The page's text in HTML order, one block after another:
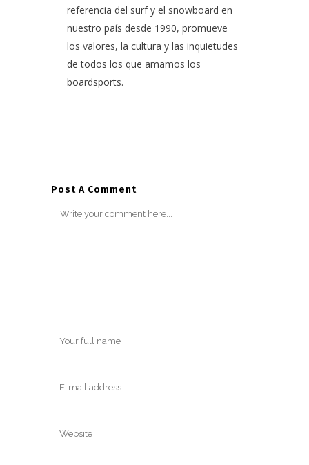
referencia del surf y el snowboard en
nuestro país desde 1990, promueve
los valores, la cultura y las inquietudes
de todos los que amamos los
boardsports.
Post A Comment